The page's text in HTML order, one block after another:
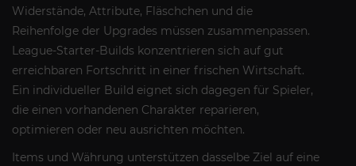
Widerstände, Attribute, Fläschchen und die
Reihenfolge der Upgrades müssen zusammenpassen.
League-Starter-Builds konzentrieren sich auf gut
erreichbaren Fortschritt in einer frischen Wirtschaft.
Ein individueller Build eignet sich dagegen für Spieler,
die einen vorhandenen Charakter reparieren,
optimieren oder neu ausrichten möchten.
Items und Währung unterstützen dasselbe Ziel auf eine